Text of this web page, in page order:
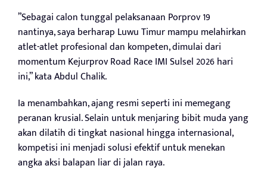
”Sebagai calon tunggal pelaksanaan Porprov 19
nantinya, saya berharap Luwu Timur mampu melahirkan
atlet-atlet profesional dan kompeten, dimulai dari
momentum Kejurprov Road Race IMI Sulsel 2026 hari
ini,” kata Abdul Chalik.
Ia menambahkan, ajang resmi seperti ini memegang
peranan krusial. Selain untuk menjaring bibit muda yang
akan dilatih di tingkat nasional hingga internasional,
kompetisi ini menjadi solusi efektif untuk menekan
angka aksi balapan liar di jalan raya.